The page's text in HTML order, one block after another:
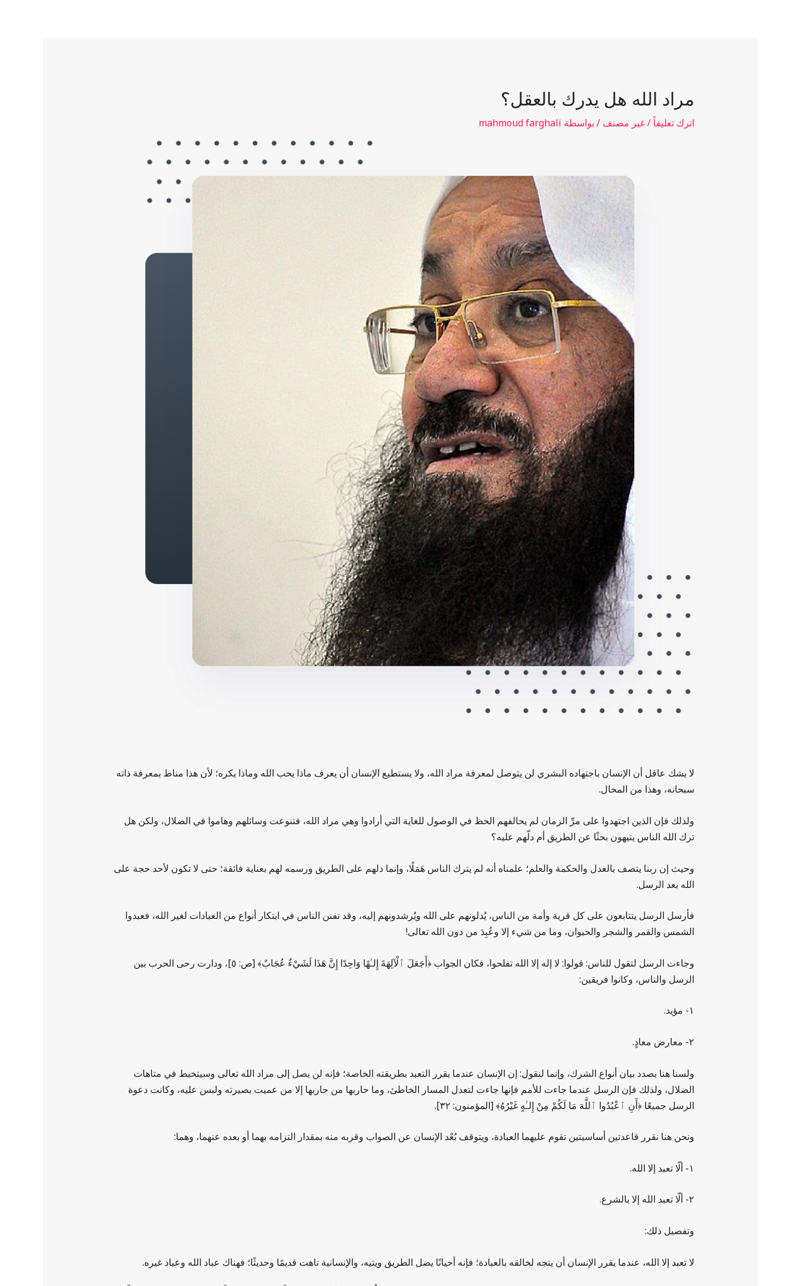
مراد الله هل يدرك بالعقل؟
اترك تعليقاً/غير مصنف / بواسطة mahmoud farghali
لا يشك عاقل أن الإنسان باجتهاده البشري لن يتوصل لمعرفة مراد الله، ولا يستطيع الإنسان أن يعرف ماذا يحب الله وماذا يكره؛ لأن هذا مناط بمعرفة ذاته
سبحانه، وهذا من المحال.
ولذلك فإن الذين اجتهدوا على مرِّ الزمان لم يحالفهم الحظ في الوصول للغاية التي أرادوا وهي مراد الله، فتنوعت وسائلهم وهاموا في الضلال، ولكن هل
ترك الله الناس يتيهون بحثًا عن الطريق أم دلّهم عليه؟
وحيث إن ربنا يتصف بالعدل والحكمة والعلم؛ علمناه أنه لم يترك الناس هَمَلًا، وإنما دلهم على الطريق ورسمه لهم بعناية فائقة؛ حتى لا تكون لأحد حجة على
الله بعد الرسل.
فأرسل الرسل يتتابعون على كل قرية وأمة من الناس، يُدلونهم على الله ويُرشدونهم إليه، وقد تفنن الناس في ابتكار أنواع من العبادات لغير الله، فعبدوا
الشمس والقمر والشجر والحيوان، وما من شيء إلا وعُبِدَ من دون الله تعالى!
وجاءت الرسل لتقول للناس: قولوا: لا إله إلا الله تفلحوا، فكان الجواب ﴿أَجَعَلَ ٱلْآلِهَةَ إِلـٰهًا وَاحِدًا إِنَّ هَذَا لَشَيْءٌ عُجَابٌ﴾ [ص: ٥]، ودارت رحى الحرب بين
الرسل والناس، وكانوا فريقين:
١- مؤيد.
٢- معارض معادٍ.
ولسنا هنا بصدد بيان أنواع الشرك، وإنما لنقول: إن الإنسان عندما يقرر التعبد بطريقته الخاصة؛ فإنه لن يصل إلى مراد الله تعالى وسيتخبط في متاهات
الضلال، ولذلك فإن الرسل عندما جاءت للأمم فإنها جاءت لتعدل المسار الخاطئ، وما حاربها من حاربها إلا من عميت بصيرته ولبس عليه، وكانت دعوة
الرسل جميعًا ﴿أَنِ ٱعْبُدُوا ٱللَّهَ مَا لَكُمْ مِنْ إِلـٰهٍ غَيْرُهُ﴾ [المؤمنون: ٣٢].
ونحن هنا نقرر قاعدتين أساسيتين تقوم عليهما العبادة، ويتوقف بُعْد الإنسان عن الصواب وقربه منه بمقدار التزامه بهما أو بعده عنهما، وهما:
١- ألّا تعبد إلا الله.
٢- ألّا تعبد الله إلا بالشرع.
وتفصيل ذلك:
لا تعبد إلا الله، عندما يقرر الإنسان أن يتجه لخالقه بالعبادة؛ فإنه أحيانًا يضل الطريق ويتيه، والإنسانية تاهت قديمًا وحديثًا؛ فهناك عباد الله وعباد غيره.